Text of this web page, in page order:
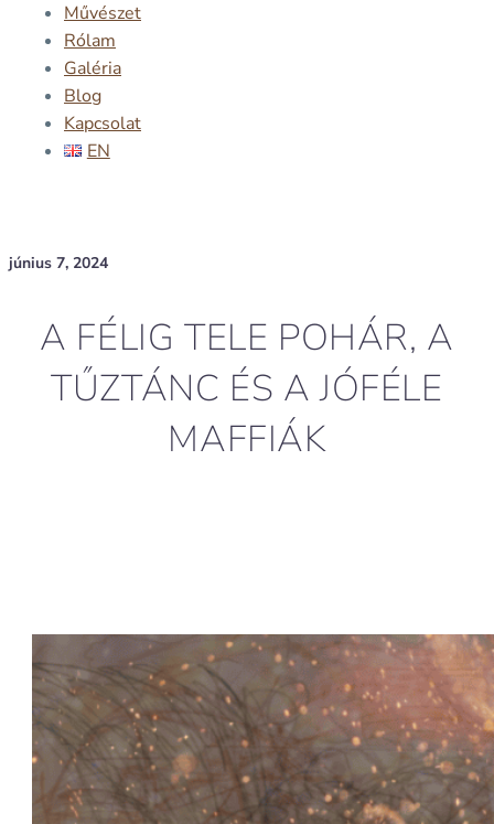
Művészet
Rólam
Galéria
Blog
Kapcsolat
EN
június 7, 2024
A FÉLIG TELE POHÁR, A
TŰZTÁNC ÉS A JÓFÉLE
MAFFIÁK